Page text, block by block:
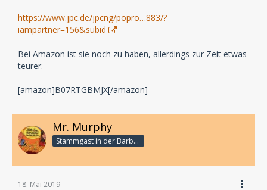
https://www.jpc.de/jpcng/popro…883/?
iampartner=156&subid
Bei Amazon ist sie noch zu haben, allerdings zur Zeit etwas
teurer.
[amazon]B07RTGBMJX[/amazon]
Mr. Murphy
Stammgast in der Barbarabar
18. Mai 2019